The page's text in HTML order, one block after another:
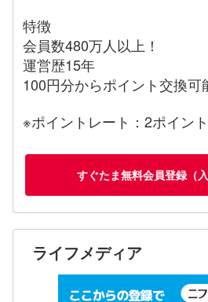
特徴
会員数480万人以上！
運営歴15年
100円分からポイント交換可
※ポイントレート：2ポイン
すぐたま無料会員登録（
ライフメディア